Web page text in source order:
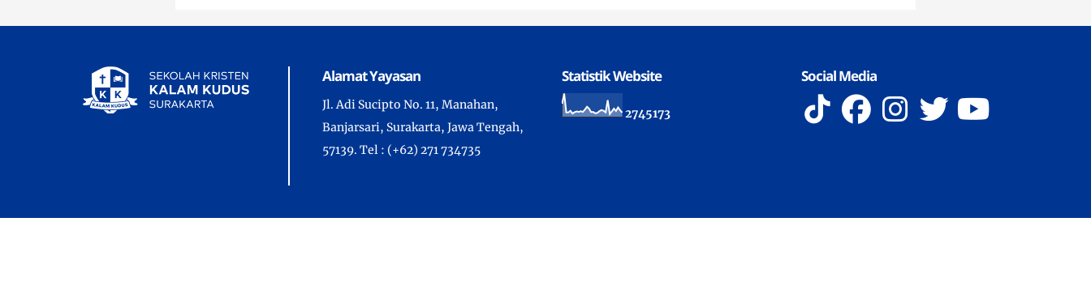
Alamat Yayasan
Jl. Adi Sucipto No. 11, Manahan,
Banjarsari, Surakarta, Jawa Tengah,
57139. Tel : (+62) 271 734735
Statistik Website
2745173
Social Media